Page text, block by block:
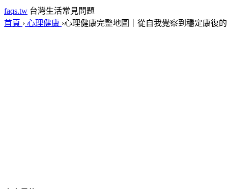
faqs.tw 台灣生活常見問題
首頁 › 心理健康 ›心理健康完整地圖｜從自我覺察到穩定康復